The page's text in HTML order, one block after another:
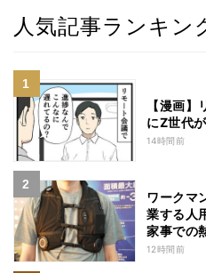
人気記事ランキン
【漫画
にZ世代
14時間前
ワークマ
業する人
家事での
商品を徹
12時間前